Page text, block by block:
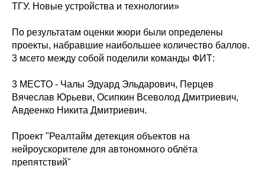
ТГУ. Новые устройства и технологии»
По результатам оценки жюри были определены
проекты, набравшие наибольшее количество баллов.
3 мсето между собой поделили команды ФИТ:
3 МЕСТО - Чалы Эдуард Эльдарович, Перцев
Вячеслав Юрьеви, Осипкин Всеволод Дмитриевич,
Авдеенко Никита Дмитриевич.
Проект "Реалтайм детекция объектов на
нейроускорителе для автономного облёта
препятствий"